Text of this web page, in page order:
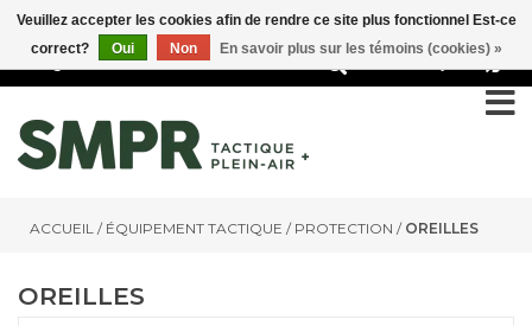
0
ACCUEIL / ÉQUIPEMENT TACTIQUE / PROTECTION / OREILLES
OREILLES
Veuillez accepter les cookies afin de rendre ce site plus fonctionnel Est-ce
correct?
Oui Non En savoir plus sur les témoins (cookies) »